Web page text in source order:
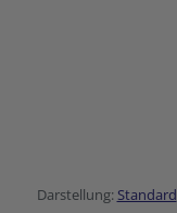
Darstellung: Standard